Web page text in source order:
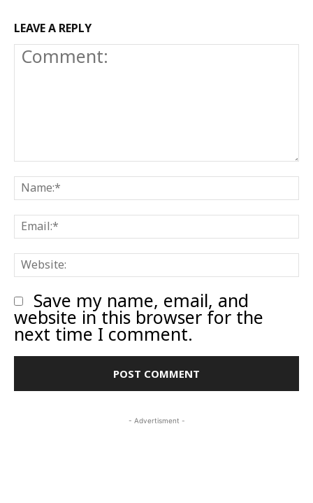
LEAVE A REPLY
Comment:
Save my name, email, and
website in this browser for the
next time I comment.
- Advertisment -